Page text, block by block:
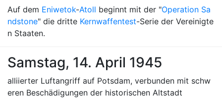
Auf dem Eniwetok-Atoll beginnt mit der "Operation Sa
ndstone" die dritte Kernwaffentest-Serie der Vereinigte
n Staaten.
Samstag, 14. April 1945
alliierter Luftangriff auf Potsdam, verbunden mit schw
eren Beschädigungen der historischen Altstadt